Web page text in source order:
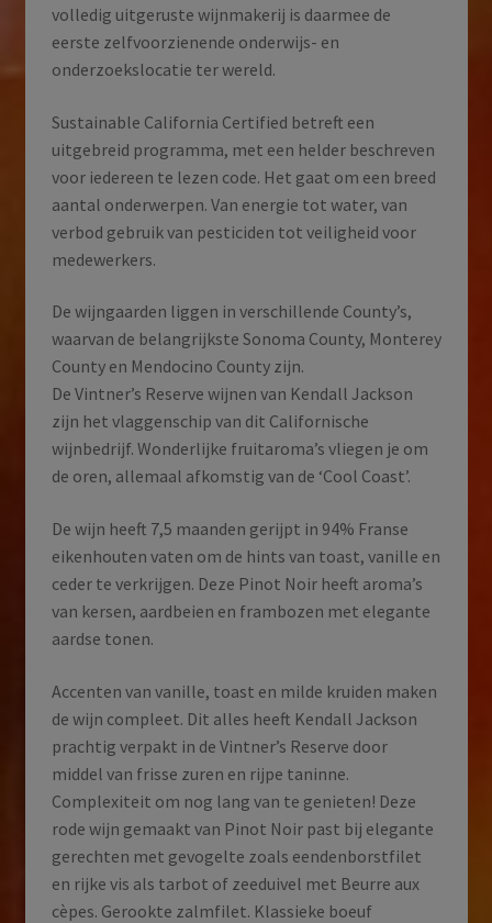
volledig uitgeruste wijnmakerij is daarmee de
eerste zelfvoorzienende onderwijs- en
onderzoekslocatie ter wereld.
Sustainable California Certified betreft een
uitgebreid programma, met een helder beschreven
voor iedereen te lezen code. Het gaat om een breed
aantal onderwerpen. Van energie tot water, van
verbod gebruik van pesticiden tot veiligheid voor
medewerkers.
De wijngaarden liggen in verschillende County’s,
waarvan de belangrijkste Sonoma County, Monterey
County en Mendocino County zijn.
De Vintner’s Reserve wijnen van Kendall Jackson
zijn het vlaggenschip van dit Californische
wijnbedrijf. Wonderlijke fruitaroma’s vliegen je om
de oren, allemaal afkomstig van de ‘Cool Coast’.
De wijn heeft 7,5 maanden gerijpt in 94% Franse
eikenhouten vaten om de hints van toast, vanille en
ceder te verkrijgen. Deze Pinot Noir heeft aroma’s
van kersen, aardbeien en frambozen met elegante
aardse tonen.
Accenten van vanille, toast en milde kruiden maken
de wijn compleet. Dit alles heeft Kendall Jackson
prachtig verpakt in de Vintner’s Reserve door
middel van frisse zuren en rijpe taninne.
Complexiteit om nog lang van te genieten! Deze
rode wijn gemaakt van Pinot Noir past bij elegante
gerechten met gevogelte zoals eendenborstfilet
en rijke vis als tarbot of zeeduivel met Beurre aux
cèpes. Gerookte zalmfilet. Klassieke boeuf